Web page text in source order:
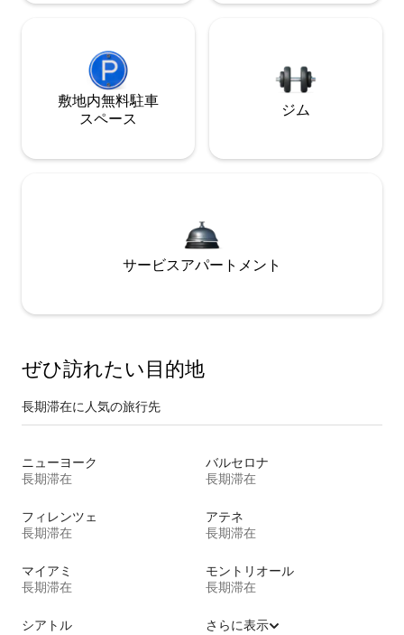
敷地内無料駐⁠車
ス⁠ペ⁠ー⁠ス
ジム
サービスアパートメント
ぜひ訪⁠れ⁠た⁠い目⁠的⁠地
長期滞在に人気の旅行先
ニューヨーク
長期滞在
バルセロナ
長期滞在
フィレンツェ
長期滞在
アテネ
長期滞在
マイアミ
長期滞在
モントリオール
長期滞在
シアトル
さらに表示